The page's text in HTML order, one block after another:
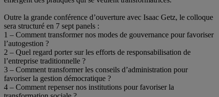
Outre la grande conférence d’ouverture avec Isaac Getz, le colloque
sera structuré en 7 sept panels :
1 – Comment transformer nos modes de gouvernance pour favoriser
l’autogestion ?
2 – Quel regard porter sur les efforts de responsabilisation de
l’entreprise traditionnelle ?
3 – Comment transformer les conseils d’administration pour
favoriser la gestion démocratique ?
4 – Comment repenser nos institutions pour favoriser la